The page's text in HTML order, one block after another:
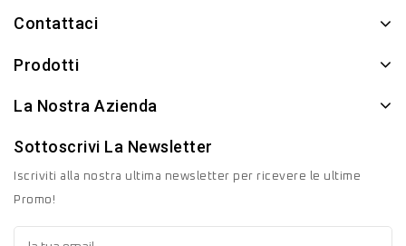
Contattaci
Prodotti
La Nostra Azienda
Sottoscrivi La Newsletter
Iscriviti alla nostra ultima newsletter per ricevere le ultime
Promo!